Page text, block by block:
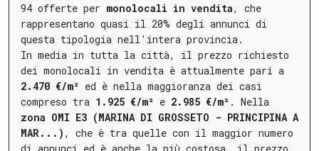
94 offerte per monolocali in vendita, che
rappresentano quasi il 20% degli annunci di
questa tipologia nell'intera provincia.
In media in tutta la città, il prezzo richiesto
dei monolocali in vendita è attualmente pari a
2.470 €/m² ed è nella maggioranza dei casi
compreso tra 1.925 €/m² e 2.985 €/m² . Nella
zona OMI E3 (MARINA DI GROSSETO - PRINCIPINA A
MAR...) , che è tra quelle con il maggior numero